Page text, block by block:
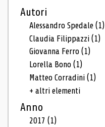
Autori
Alessandro Spedale(1)
Claudia Filippazzi(1)
Giovanna Ferro(1)
Lorella Bono(1)
Matteo Corradini(1)
+ altri elementi
Anno
2017(1)